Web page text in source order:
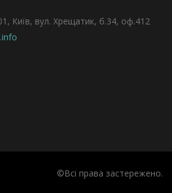
Київ, вул. Хрещатик, б.34, оф.412
©Всі права застережено.